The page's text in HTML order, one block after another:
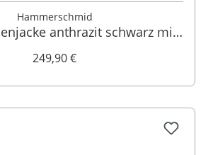
Hammerschmid
anthrazit schwarz mit
249,90 €